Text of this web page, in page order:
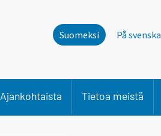
Suomeksi På svenska
Ajankohtaista Tietoa meistä